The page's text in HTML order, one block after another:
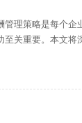
理策略是每个
关重要。本文将
以激发员工的积